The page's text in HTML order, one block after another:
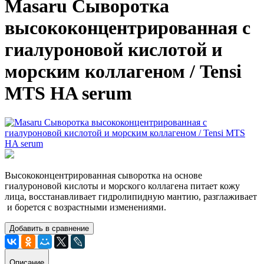
Masaru Сыворотка
высококонцентрированная с
гиалуроновой кислотой и
морским коллагеном / Tensi
MTS HA serum
Высококонцентрированная сыворотка на основе
гиалуроновой кислоты и морского коллагена питает кожу
лица, восстанавливает гидролипидную мантию, разглаживает
и борется с возрастными изменениями.
Добавить в сравнение